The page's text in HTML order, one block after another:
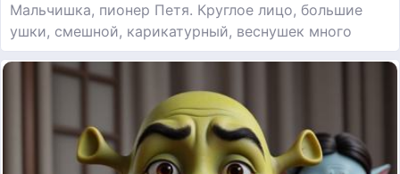
Мальчишка, пионер Петя. Круглое лицо, большие
ушки, смешной, карикатурный, веснушек много